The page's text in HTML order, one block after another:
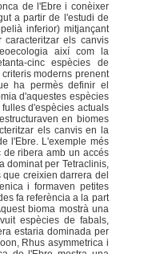
de l'Ebre i conèixer
a partir de l'estudi de
inferior) mitjançant
els canvis
així com la
cinc espècies de
moderns prenent
ha permès definir el
d'aquestes espècies
d'espècies actuals
en biomes
els canvis en la
l'Ebre. L'exemple més
ribera amb un accés
dominat per Tetraclinis,
creixien darrera del
i formaven petites
fa referència a la part
bioma mostrà una
espècies de fabals,
estaria dominada per
Rhus asymmetrica i